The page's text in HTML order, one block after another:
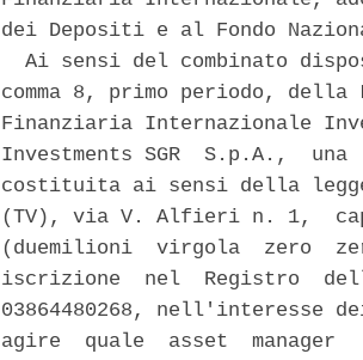
dei Depositi e al Fondo
Ai sensi del combinato
comma 8, primo periodo,
Finanziaria Internazionale
Investments SGR  S.p.A.,
costituita ai sensi della
(TV), via V. Alfieri n. 1,
(duemilioni  virgola  zero
iscrizione  nel  Registro
03864480268,
agire  quale  asset